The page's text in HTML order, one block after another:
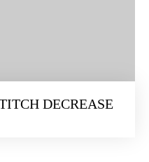
DECREASE